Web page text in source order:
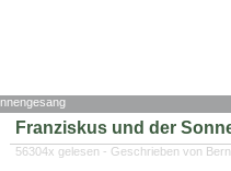
Franziskus und der
56304x gelesen - Geschrieben von